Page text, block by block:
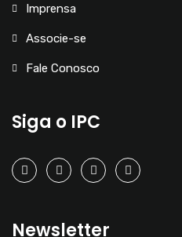
Imprensa
Associe-se
Fale Conosco
Siga o IPC
Newsletter